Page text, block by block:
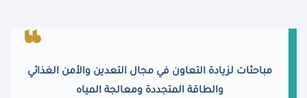
مباحثات لزيادة التعاون في مجال التعدين والأمن الغذائي
والطاقة المتجددة ومعالجة المياه